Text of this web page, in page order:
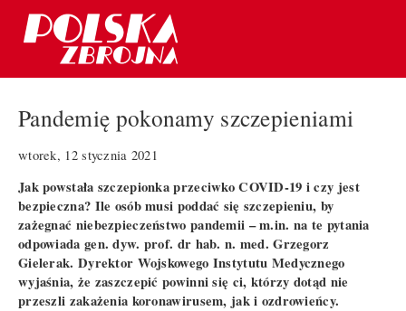
Pandemię pokonamy szczepieniami
wtorek, 12 stycznia 2021
Jak powstała szczepionka przeciwko COVID-19 i czy jest
bezpieczna? Ile osób musi poddać się szczepieniu, by
zażegnać niebezpieczeństwo pandemii – m.in. na te pytania
odpowiada gen. dyw. prof. dr hab. n. med. Grzegorz
Gielerak. Dyrektor Wojskowego Instytutu Medycznego
wyjaśnia, że zaszczepić powinni się ci, którzy dotąd nie
przeszli zakażenia koronawirusem, jak i ozdrowieńcy.